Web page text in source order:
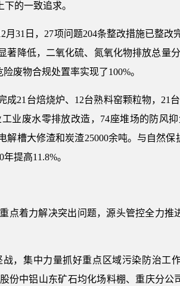
的一致追求。
31日，27项问题204条整改措施已整改
著降低，二氧化硫、氮氧化物排放总量
废物合规处置率实现了100%。
21台焙烧炉、12台熟料窑颗粒物，21
业废水零排放改造，74座堆场的防风
解槽大修渣和炭渣25000余吨。与自然
提高11.8%。
点着力解决突出问题，源头管控全力推
，集中力量抓好重点区域污染防治工
份中铝山东矿石均化场料棚、重庆分公